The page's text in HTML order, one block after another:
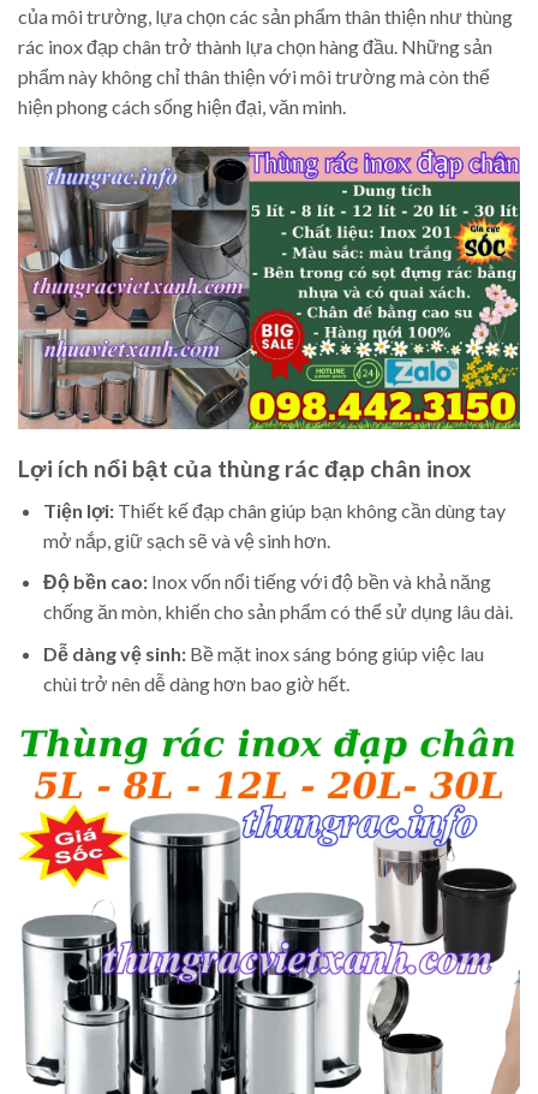
của môi trường, lựa chọn các sản phẩm thân thiện như thùng
rác inox đạp chân trở thành lựa chọn hàng đầu. Những sản
phẩm này không chỉ thân thiện với môi trường mà còn thể
hiện phong cách sống hiện đại, văn minh.
Lợi ích nổi bật của thùng rác đạp chân inox
Tiện lợi:Thiết kế đạp chân giúp bạn không cần dùng tay
mở nắp, giữ sạch sẽ và vệ sinh hơn.
Độ bền cao:Inox vốn nổi tiếng với độ bền và khả năng
chống ăn mòn, khiến cho sản phẩm có thể sử dụng lâu dài.
Dễ dàng vệ sinh:Bề mặt inox sáng bóng giúp việc lau
chùi trở nên dễ dàng hơn bao giờ hết.